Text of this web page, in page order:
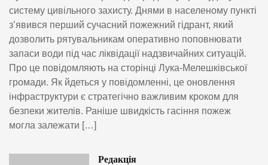
систему цивільного захисту. Днями в населеному пункті
з’явився перший сучасний пожежний гідрант, який
дозволить рятувальникам оперативно поповнювати
запаси води під час ліквідації надзвичайних ситуацій.
Про це повідомляють на сторінці Лука-Мелешківської
громади. Як йдеться у повідомленні, це оновлення
інфраструктури є стратегічно важливим кроком для
безпеки жителів. Раніше швидкість гасіння пожеж
могла залежати […]
Редакція